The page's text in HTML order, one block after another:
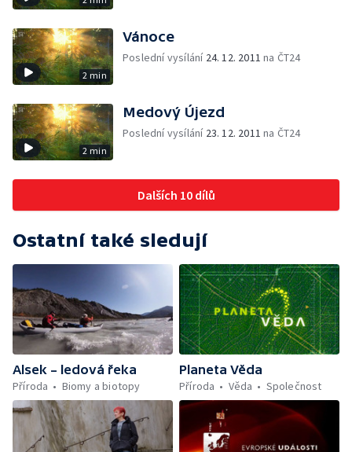
2 min
Vánoce
Poslední vysílání 24. 12. 2011 na ČT24
2 min
Medový Újezd
Poslední vysílání 23. 12. 2011 na ČT24
Dalších 10 dílů
Ostatní také sledují
Alsek – ledová řeka
Příroda
Biomy a biotopy
Planeta Věda
Příroda
Věda Společnost